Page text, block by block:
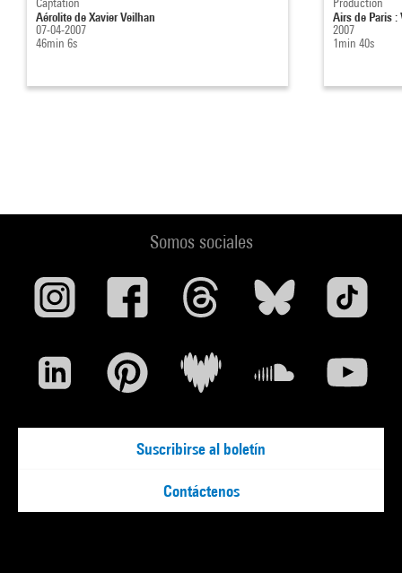
Captation
Aérolite de Xavier Veilhan
07-04-2007
46min 6s
Production
Airs de Paris :
2007
1min 40s
Somos sociales
Suscribirse al boletín
Contáctenos